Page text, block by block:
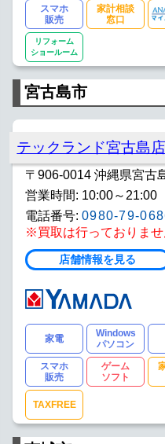
スマホ
販売
家計相談
窓口
リフォーム
ショールーム
宮古島市
テックランド宮古島店
〒906-0014 沖縄県宮古
営業時間: 10:00～21:00
電話番号: 0980-79-
※買取は行っておりませ
店舗情報を見る
家電
Windows
パソコン
スマホ
販売
ゲーム
ソフト
TAXFREE